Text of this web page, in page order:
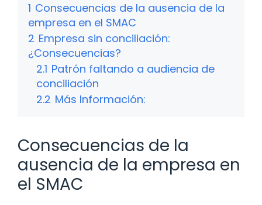
1 Consecuencias de la ausencia de la
empresa en el SMAC
2 Empresa sin conciliación:
¿Consecuencias?
2.1 Patrón faltando a audiencia de
conciliación
2.2 Más Información:
Consecuencias de la
ausencia de la empresa en
el SMAC